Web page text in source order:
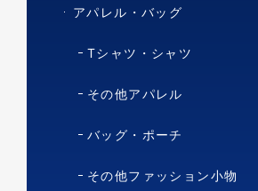
アパレル・バッグ
Tシャツ・シャツ
その他アパレル
バッグ・ポーチ
その他ファッション小物